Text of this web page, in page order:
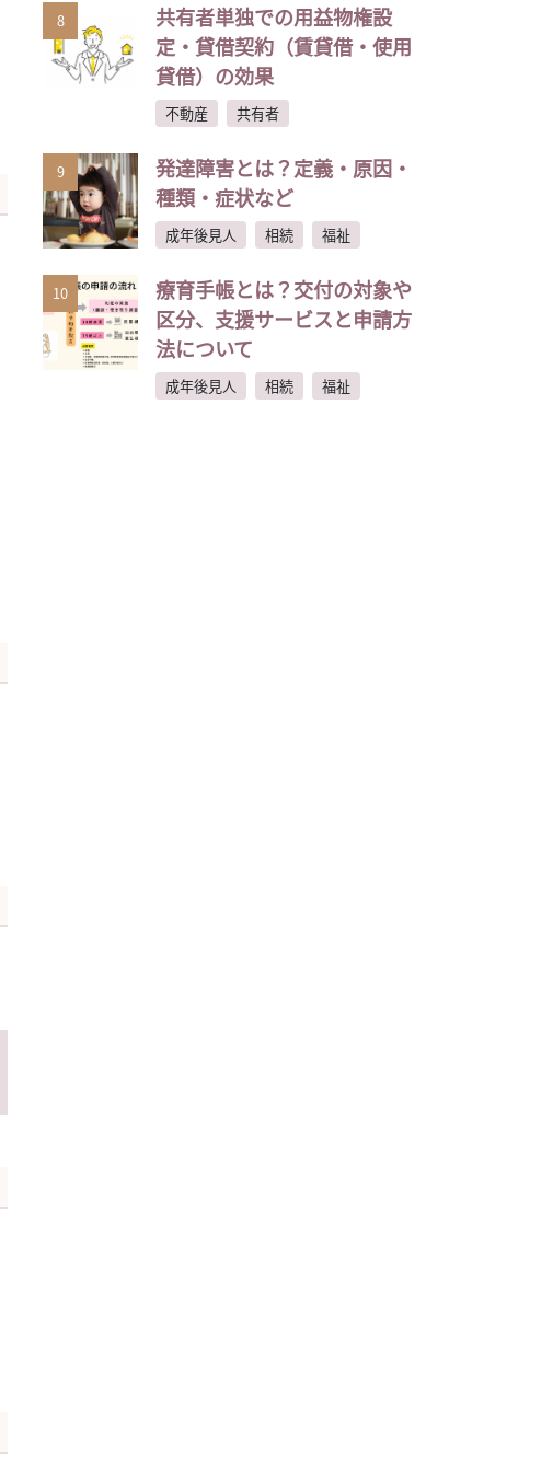
8
共有者単独での用益物権設
定・貸借契約（賃貸借・使用
貸借）の効果
不動産 共有者
9
発達障害とは？定義・原因・
種類・症状など
成年後見人 相続 福祉
10
療育手帳とは？交付の対象や
区分、支援サービスと申請方
法について
成年後見人 相続 福祉